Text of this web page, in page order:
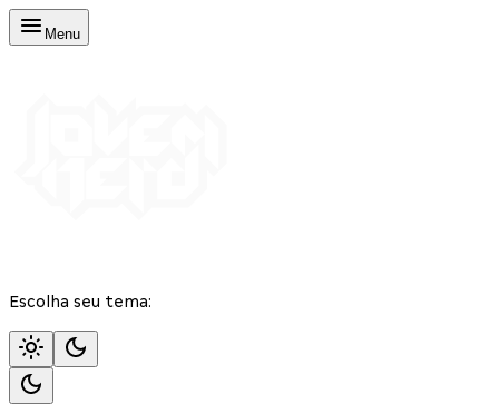
Menu
Escolha seu tema: